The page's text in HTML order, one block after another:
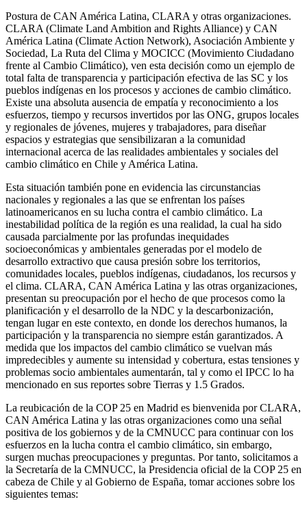
Postura de CAN América Latina, CLARA y otras organizaciones.
CLARA (Climate Land Ambition and Rights Alliance) y CAN
América Latina (Climate Action Network), Asociación Ambiente y
Sociedad, La Ruta del Clima y MOCICC (Movimiento Ciudadano
frente al Cambio Climático), ven esta decisión como un ejemplo de
total falta de transparencia y participación efectiva de las SC y los
pueblos indígenas en los procesos y acciones de cambio climático.
Existe una absoluta ausencia de empatía y reconocimiento a los
esfuerzos, tiempo y recursos invertidos por las ONG, grupos locales
y regionales de jóvenes, mujeres y trabajadores, para diseñar
espacios y estrategias que sensibilizaran a la comunidad
internacional acerca de las realidades ambientales y sociales del
cambio climático en Chile y América Latina.
Esta situación también pone en evidencia las circunstancias
nacionales y regionales a las que se enfrentan los países
latinoamericanos en su lucha contra el cambio climático. La
inestabilidad política de la región es una realidad, la cual ha sido
causada parcialmente por las profundas inequidades
socioeconómicas y ambientales generadas por el modelo de
desarrollo extractivo que causa presión sobre los territorios,
comunidades locales, pueblos indígenas, ciudadanos, los recursos y
el clima. CLARA, CAN América Latina y las otras organizaciones,
presentan su preocupación por el hecho de que procesos como la
planificación y el desarrollo de la NDC y la descarbonización,
tengan lugar en este contexto, en donde los derechos humanos, la
participación y la transparencia no siempre están garantizados. A
medida que los impactos del cambio climático se vuelvan más
impredecibles y aumente su intensidad y cobertura, estas tensiones y
problemas socio ambientales aumentarán, tal y como el IPCC lo ha
mencionado en sus reportes sobre Tierras y 1.5 Grados.
La reubicación de la COP 25 en Madrid es bienvenida por CLARA,
CAN América Latina y las otras organizaciones como una señal
positiva de los gobiernos y de la CMNUCC para continuar con los
esfuerzos en la lucha contra el cambio climático, sin embargo,
surgen muchas preocupaciones y preguntas. Por tanto, solicitamos a
la Secretaría de la CMNUCC, la Presidencia oficial de la COP 25 en
cabeza de Chile y al Gobierno de España, tomar acciones sobre los
siguientes temas: